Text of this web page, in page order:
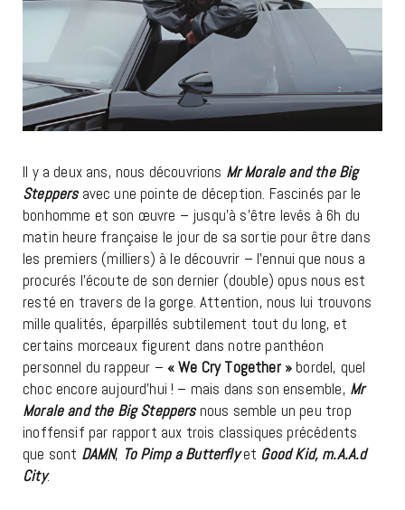
Il y a deux ans, nous découvrions Mr Morale and the Big
Steppersavec une pointe de déception. Fascinés par le
bonhomme et son œuvre – jusqu’à s’être levés à 6h du
matin heure française le jour de sa sortie pour être dans
les premiers (milliers) à le découvrir – l’ennui que nous a
procurés l’écoute de son dernier (double) opus nous est
resté en travers de la gorge. Attention, nous lui trouvons
mille qualités, éparpillés subtilement tout du long, et
certains morceaux figurent dans notre panthéon
personnel du rappeur – « We Cry Together » bordel, quel
choc encore aujourd’hui ! – mais dans son ensemble, Mr
Morale and the Big Steppers nous semble un peu trop
inoffensif par rapport aux trois classiques précédents
que sont DAMN, To Pimp a Butterfly et Good Kid, m.A.A.d
City.